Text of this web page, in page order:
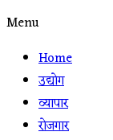
Menu
Home
उद्योग
व्यापार
रोजगार